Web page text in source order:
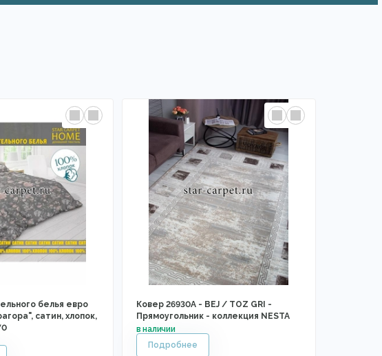
белья евро
сатин, хлопок,
Ковер 26930A - BEJ / TOZ GRI -
Прямоугольник - коллекция NESTA